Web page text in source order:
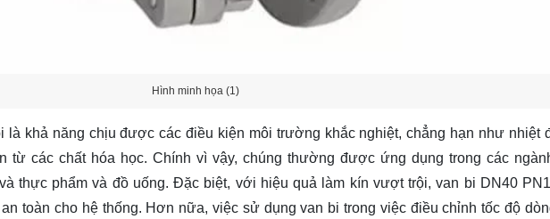
Hình minh họa (1)
là khả năng chịu được các điều kiện môi trường khắc nghiệt, chẳng hạn như nhiệt
từ các chất hóa học. Chính vì vậy, chúng thường được ứng dụng trong các
thực phẩm và đồ uống. Đặc biệt, với hiệu quả làm kín vượt trội, van bi DN40
toàn cho hệ thống. Hơn nữa, việc sử dụng van bi trong việc điều chỉnh tốc độ